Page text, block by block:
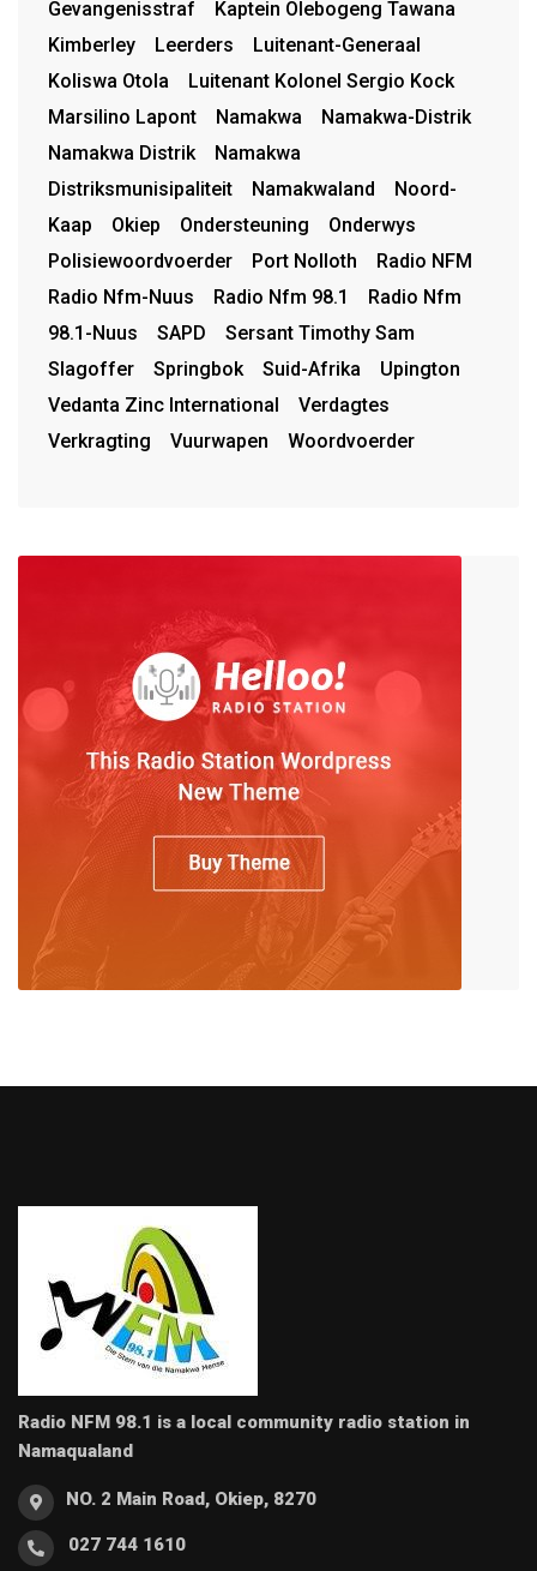
Gevangenisstraf
Kaptein Olebogeng Tawana
Kimberley
Leerders
Luitenant-Generaal
Koliswa Otola
Luitenant Kolonel Sergio Kock
Marsilino Lapont
Namakwa
Namakwa-Distrik
Namakwa Distrik
Namakwa
Distriksmunisipaliteit
Namakwaland
Noord-
Kaap
Okiep Ondersteuning
Onderwys
Polisiewoordvoerder
Port Nolloth
Radio NFM
Radio Nfm-Nuus
Radio Nfm 98.1
Radio Nfm
98.1-Nuus
SAPD
Sersant Timothy Sam
Slagoffer
Springbok Suid-Afrika
Upington
Vedanta Zinc International
Verdagtes
Verkragting
Vuurwapen Woordvoerder
Radio NFM 98.1 is a local community radio station in
Namaqualand
NO. 2 Main Road, Okiep, 8270
027 744 1610